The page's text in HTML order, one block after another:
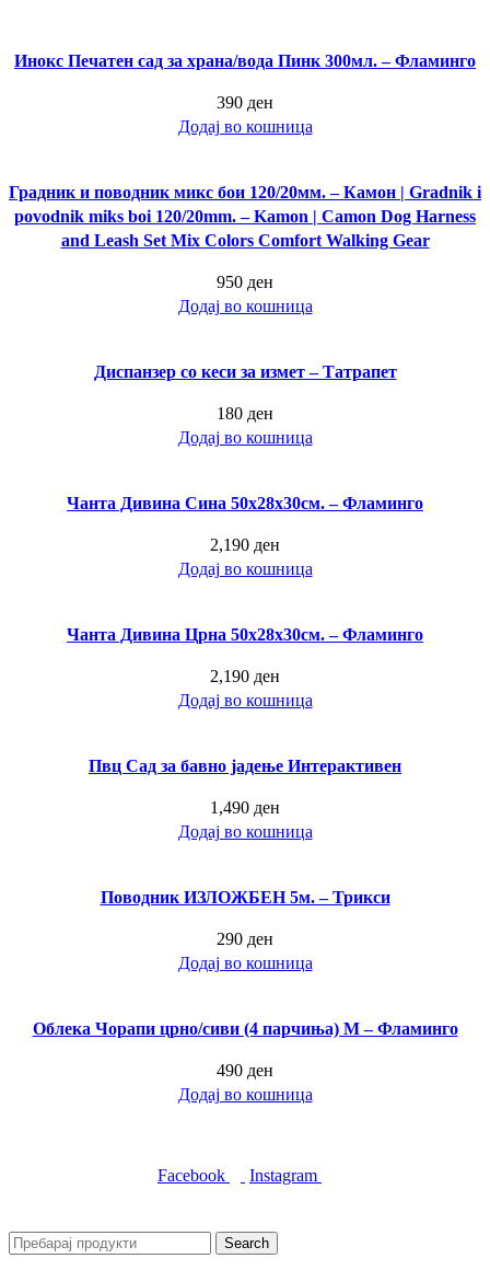
Инокс Печатен сад за храна/вода Пинк 300мл. – Фламинго
390 ден
Додај во кошница
Градник и поводник микс бои 120/20мм. – Камон | Gradnik i
povodnik miks boi 120/20mm. – Kamon | Camon Dog Harness
and Leash Set Mix Colors Comfort Walking Gear
950 ден
Додај во кошница
Диспанзер со кеси за измет – Татрапет
180 ден
Додај во кошница
Чанта Дивина Сина 50х28х30см. – Фламинго
2,190 ден
Додај во кошница
Чанта Дивина Црна 50х28х30см. – Фламинго
2,190 ден
Додај во кошница
Пвц Сад за бавно јадење Интерактивен
1,490 ден
Додај во кошница
Поводник ИЗЛОЖБЕН 5м. – Трикси
290 ден
Додај во кошница
Облека Чорапи црно/сиви (4 парчиња) M – Фламинго
490 ден
Додај во кошница
Facebook Instagram
Search